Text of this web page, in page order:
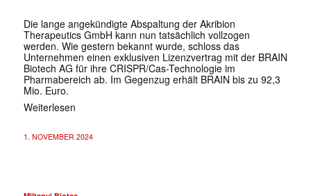
Die lange angekündigte Abspaltung der Akribion
Therapeutics GmbH kann nun tatsächlich vollzogen
werden. Wie gestern bekannt wurde, schloss das
Unternehmen einen exklusiven Lizenzvertrag mit der BRAIN
Biotech AG für ihre CRISPR/Cas-Technologie im
Pharmabereich ab. Im Gegenzug erhält BRAIN bis zu 92,3
Mio. Euro.
Weiterlesen
1. NOVEMBER 2024